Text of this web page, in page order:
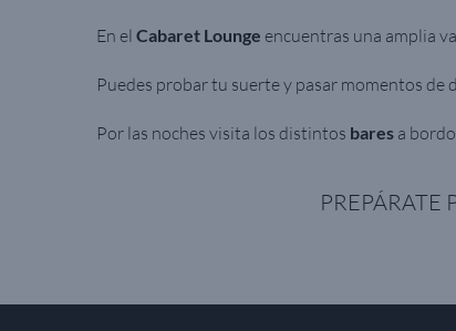
En el Cabaret Lounge encuentras una amplia
Puedes probar tu suerte y pasar momentos
Por las noches visita los distintos bares a
PREPÁRATE